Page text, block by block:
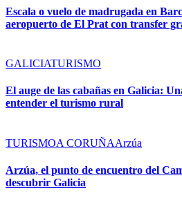
Escala o vuelo de madrugada en
aeropuerto de El Prat con transfer
GALICIATURISMO
El auge de las cabañas en Galicia:
entender el turismo rural
TURISMOA CORUÑAArzúa
Arzúa, el punto de encuentro del
descubrir Galicia